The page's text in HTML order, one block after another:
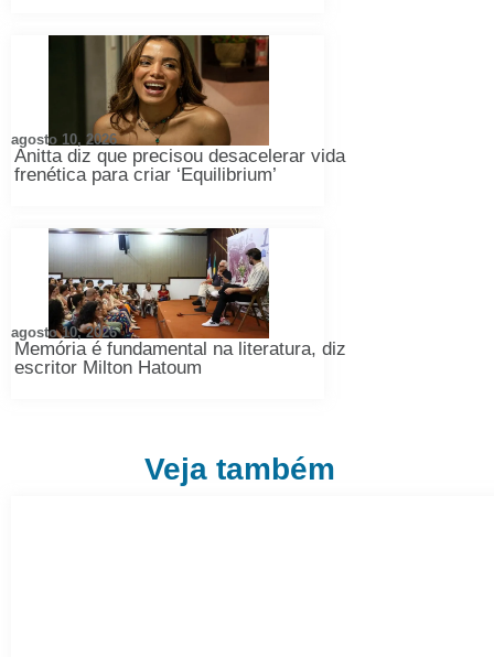
Anitta diz que precisou desacelerar vida
frenética para criar ‘Equilibrium’
agosto 10, 2026
Memória é fundamental na literatura, diz
escritor Milton Hatoum
agosto 10, 2026
Veja também